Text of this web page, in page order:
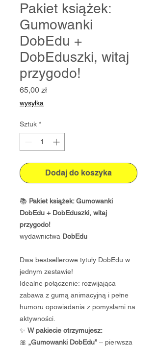
Pakiet książek:
Gumowanki
DobEdu +
DobEduszki, witaj
przygodo!
65,00 złCena
wysyłka
Sztuk *
Dodaj do koszyka
📚 Pakiet książek: Gumowanki
DobEdu + DobEduszki, witaj
przygodo!
wydawnictwa DobEdu
Dwa bestsellerowe tytuły DobEdu w
jednym zestawie!
Idealne połączenie: rozwijająca
zabawa z gumą animacyjną i pełne
humoru opowiadania z pomysłami na
aktywności.
✨ W pakiecie otrzymujesz:
🎀 „Gumowanki DobEdu” – pierwsza